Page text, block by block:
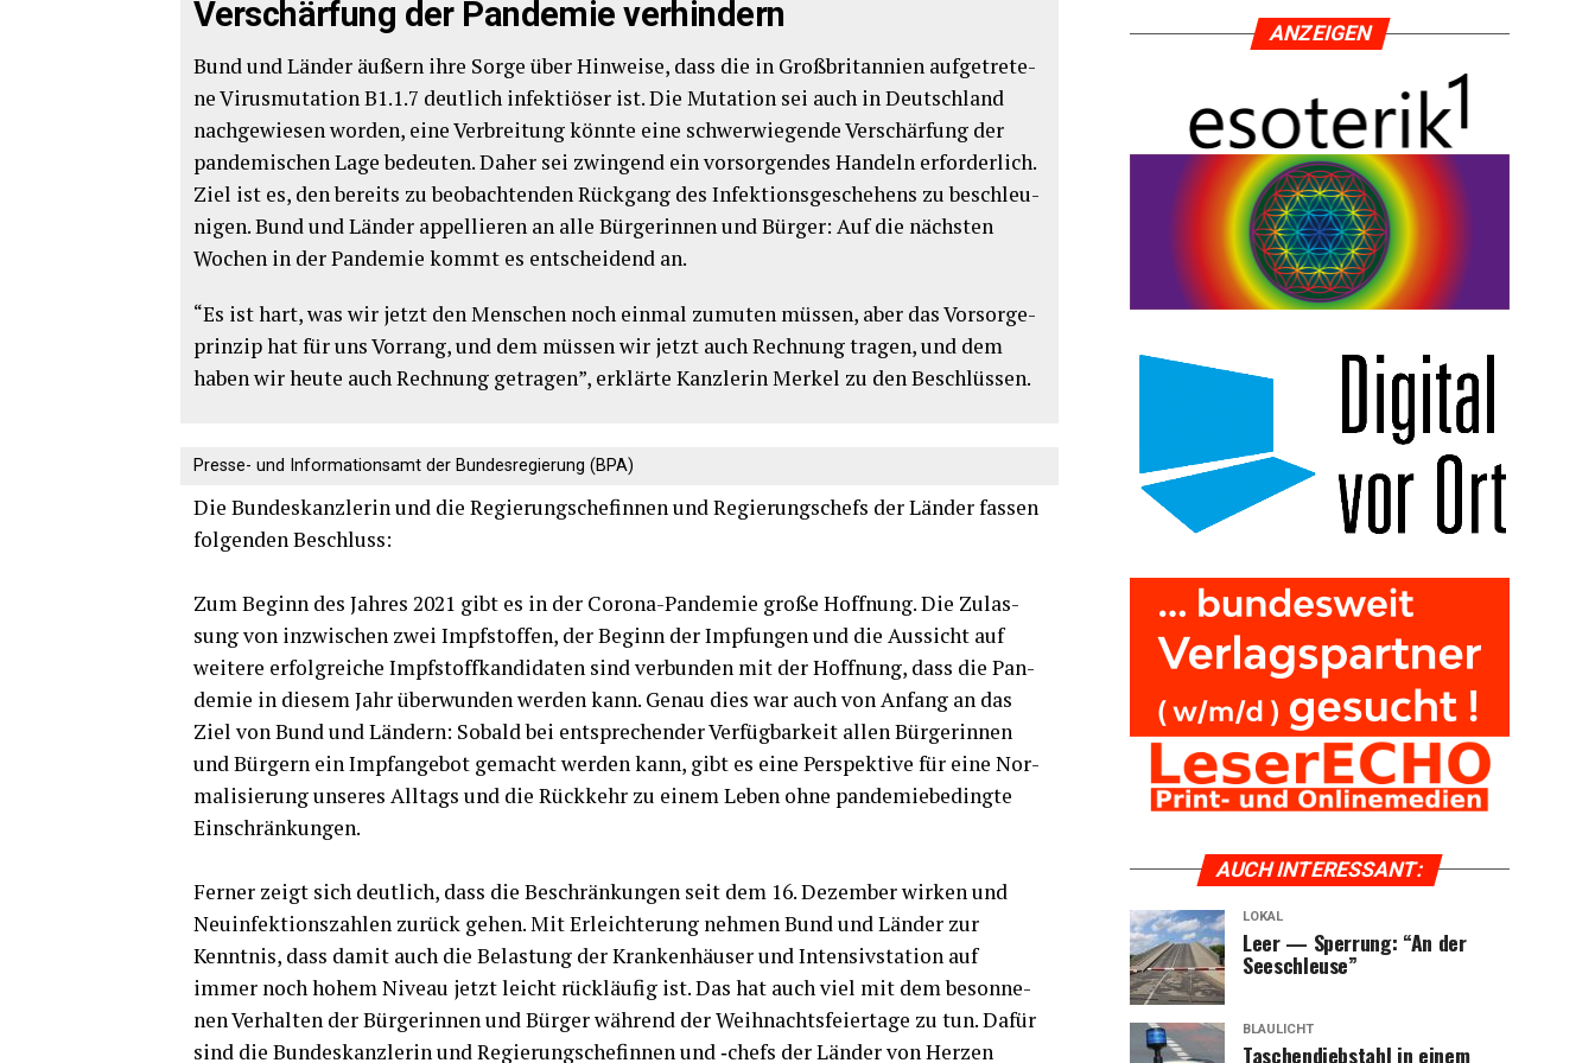
Ver­schär­fung der Pan­de­mie verhindern
Bund und Län­der äußern ihre Sor­ge über Hin­wei­se, dass die in Groß­bri­tan­ni­en auf­ge­tre­te­
ne Virus­mu­ta­ti­on B1.1.7 deut­lich infek­tiö­ser ist. Die Muta­ti­on sei auch in Deutsch­land
nach­ge­wie­sen wor­den, eine Ver­brei­tung könn­te eine schwer­wie­gen­de Ver­schär­fung der
pan­de­mi­schen Lage bedeu­ten. Daher sei zwin­gend ein vor­sor­gen­des Han­deln erfor­der­lich.
Ziel ist es, den bereits zu beob­ach­ten­den Rück­gang des Infek­ti­ons­ge­sche­hens zu beschleu­
ni­gen. Bund und Län­der appel­lie­ren an alle Bür­ge­rin­nen und Bür­ger: Auf die nächs­ten
Wochen in der Pan­de­mie kommt es ent­schei­dend an.
“Es ist hart, was wir jetzt den Men­schen noch ein­mal zumu­ten müs­sen, aber das Vor­sor­ge­
prin­zip hat für uns Vor­rang, und dem müs­sen wir jetzt auch Rech­nung tra­gen, und dem
haben wir heu­te auch Rech­nung getra­gen”, erklär­te Kanz­le­rin Mer­kel zu den Beschlüssen.
Pres­se- und Infor­ma­ti­ons­amt der Bun­des­re­gie­rung (BPA)
Die Bun­des­kanz­le­rin und die Regie­rungs­chefin­nen und Regie­rungs­chefs der Län­der fas­sen
fol­gen­den Beschluss:
Zum Beginn des Jah­res 2021 gibt es in der Coro­na-Pan­de­mie gro­ße Hoff­nung. Die Zulas­
sung von inzwi­schen zwei Impf­stof­fen, der Beginn der Imp­fun­gen und die Aus­sicht auf
wei­te­re erfolg­rei­che Impf­stoff­kan­di­da­ten sind ver­bun­den mit der Hoff­nung, dass die Pan­
de­mie in die­sem Jahr über­wun­den wer­den kann. Genau dies war auch von Anfang an das
Ziel von Bund und Län­dern: Sobald bei ent­spre­chen­der Ver­füg­bar­keit allen Bür­ge­rin­nen
und Bür­gern ein Impf­an­ge­bot gemacht wer­den kann, gibt es eine Per­spek­ti­ve für eine Nor­
ma­li­sie­rung unse­res All­tags und die Rück­kehr zu einem Leben ohne pan­de­mie­be­ding­te
Ein­schrän­kun­gen.
Fer­ner zeigt sich deut­lich, dass die Beschrän­kun­gen seit dem 16. Dezem­ber wir­ken und
Neu­in­fek­ti­ons­zah­len zurück gehen. Mit Erleich­te­rung neh­men Bund und Län­der zur
Kennt­nis, dass damit auch die Belas­tung der Kran­ken­häu­ser und Inten­siv­sta­ti­on auf
immer noch hohem Niveau jetzt leicht rück­läu­fig ist. Das hat auch viel mit dem beson­ne­
nen Ver­hal­ten der Bür­ge­rin­nen und Bür­ger wäh­rend der Weih­nachts­fei­er­ta­ge zu tun. Dafür
sind die Bun­des­kanz­le­rin und Regie­rungs­chefin­nen und ‑chefs der Län­der von Her­zen
ANZEI­GEN
AUCH INTER­ES­SANT:
LOKAL
Leer — Sper­rung: “An der
Seeschleuse”
BLAULICHT
Taschen­dieb­stahl in einem